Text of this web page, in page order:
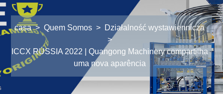
casa > Quem Somos > Działalność wystawiennicza
>
ICCX RÚSSIA 2022 | Quangong Machinery compartilha
uma nova aparência